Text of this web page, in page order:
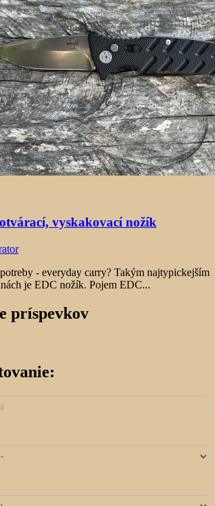
vyskakovací nožík
- everyday carry? Takým najtypickejším
je EDC nožík. Pojem EDC...
príspevkov